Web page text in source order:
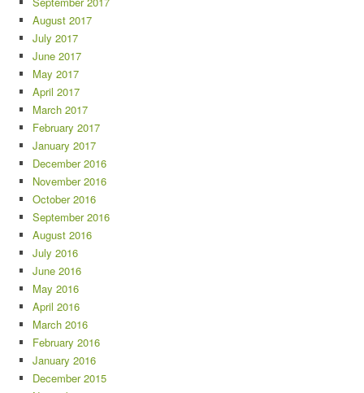
August 2017
July 2017
June 2017
May 2017
April 2017
March 2017
February 2017
January 2017
December 2016
November 2016
October 2016
September 2016
August 2016
July 2016
June 2016
May 2016
April 2016
March 2016
February 2016
January 2016
December 2015